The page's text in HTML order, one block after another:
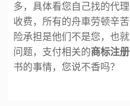
多，具体看您自己找的代
收费，所有的舟車劳顿辛
险承担是他们不是您，也
问题，支付相关的商标注册
书的事情，您说不香吗？